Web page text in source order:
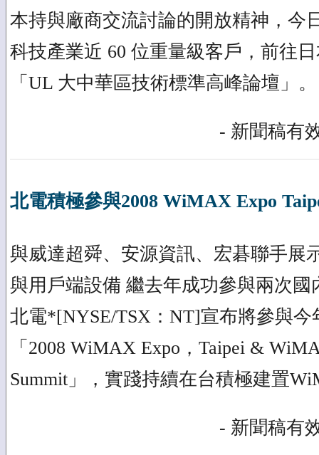
本持與廠商交流討論的開放精神，今
科技產業近 60 位重量級客戶，前往
「UL 大中華區技術標準高峰論壇」。
- 新聞稿有
北電積極參與2008 WiMAX Expo
與威達超舜、安源資訊、宏碁聯手展
與用戶端設備 繼去年成功參與兩次
北電*[NYSE/TSX：NT]宣布將參與今
「2008 WiMAX Expo，Taipei &
Summit」，實踐持續在台積極建置
- 新聞稿有